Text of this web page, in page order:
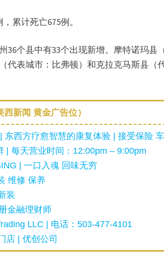
累计死亡675例。
36个县中有33个出现新增。摩特诺玛县
代表城市：比弗顿）和克拉克马斯县（
新闻 黄金广告位）
东西方疗愈智慧的康复体验 | 接受保险
| 每天营业时间：12:00pm – 9:00pm
| 一口入魂 回味无穷
维修 保养
装
金融理财师
LLC | 电话：503-477-4101
店 | 优创公司